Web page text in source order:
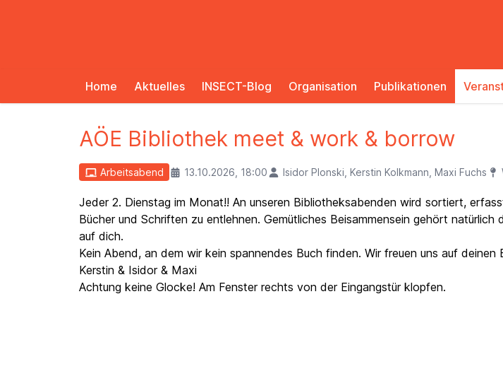
Home Aktuelles INSECT-Blog Organisation Publikationen
AÖE Bibliothek meet & work & borrow
Arbeitsabend 13.10.2026, 18:00 Isidor Plonski, Kerstin Kolkmann, Maxi Fuchs
Jeder 2. Dienstag im Monat!! An unseren Bibliotheksabenden wird sortiert,
Bücher und Schriften zu entlehnen. Gemütliches Beisammensein gehört
auf dich.
Kein Abend, an dem wir kein spannendes Buch finden. Wir freuen uns auf deinen
Kerstin & Isidor & Maxi
Achtung keine Glocke! Am Fenster rechts von der Eingangstür klopfen.